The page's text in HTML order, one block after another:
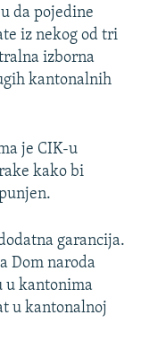
da pojedine
iz nekog od tri
izborna
kantonalnih
je CIK-u
kako bi
garancija.
Dom naroda
u kantonima
u kantonalnoj